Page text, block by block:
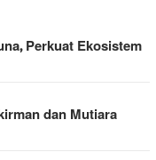
Perkuat Ekosistem
dan Mutiara